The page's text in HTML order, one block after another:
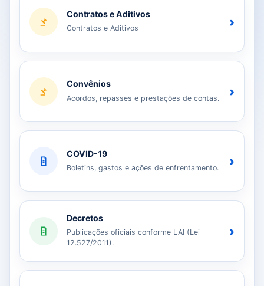
Contratos e Aditivos
Contratos e Aditivos ›
Convênios
Acordos, repasses e prestações de contas. ›
COVID-19
Boletins, gastos e ações de enfrentamento. ›
Decretos
Publicações oficiais conforme LAI (Lei
12.527/2011).
›